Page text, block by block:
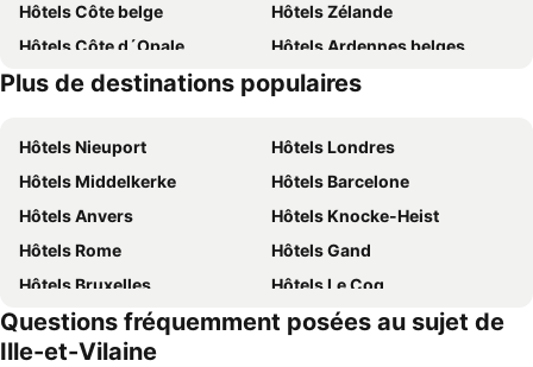
Hôtels Côte belge
Hôtels Zélande
Hôtels Côte d´Opale
Hôtels Ardennes belges
Hôtels Belgique
Hôtels Majorque
Plus de destinations populaires
Hôtels Nieuport
Hôtels Londres
Hôtels Middelkerke
Hôtels Barcelone
Hôtels Anvers
Hôtels Knocke-Heist
Hôtels Rome
Hôtels Gand
Hôtels Bruxelles
Hôtels Le Coq
Hôtels Rotterdam
Hôtels Hasselt
Hôtels Le Touquet-Paris-Plage
Questions fréquemment posées au sujet de
Ille-et-Vilaine